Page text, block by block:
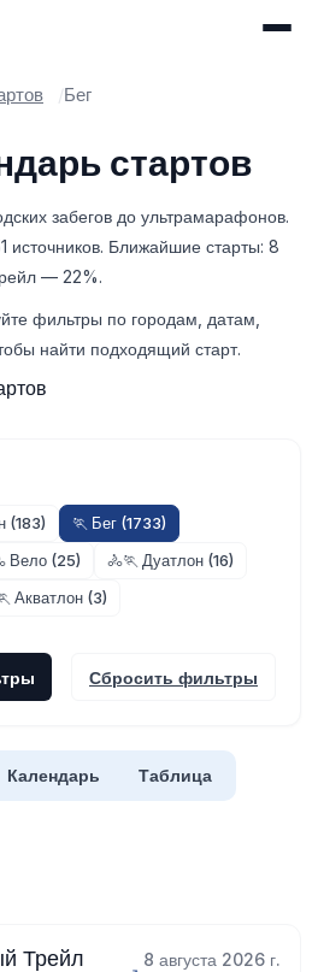
Бег
стартов
забегов до ультрамарафонов.
источников. Ближайшие старты: 8
— 22%.
фильтры по городам, датам,
найти подходящий старт.
(183)
🏃 Бег (1733)
Вело (25)
🚴🏃 Дуатлон (16)
Акватлон (3)
Сбросить фильтры
Календарь Таблица
Трейл
8 августа 2026 г.